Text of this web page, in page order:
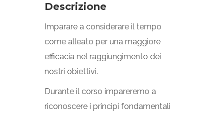
Descrizione
Imparare a considerare il tempo
come alleato per una maggiore
efficacia nel raggiungimento dei
nostri obiettivi.
Durante il corso impareremo a
riconoscere i principi fondamentali